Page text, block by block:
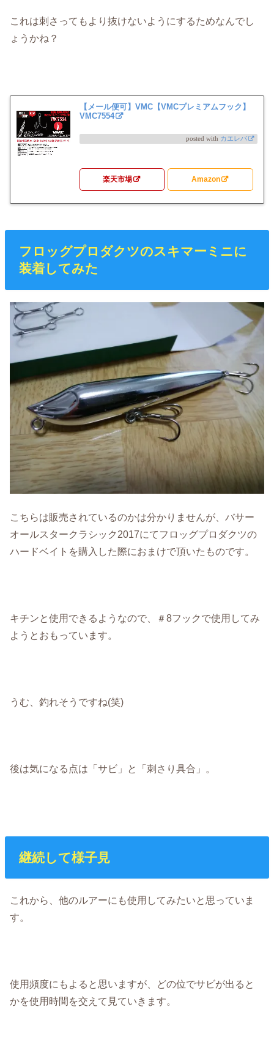
これは刺さってもより抜けないようにするためなんでし
ょうかね？
【メール便可】VMC【VMCプレミアムフック】
VMC7554
posted with カエレバ
楽天市場 Amazon
フロッグプロダクツのスキマーミニに
装着してみた
こちらは販売されているのかは分かりませんが、バサー
オールスタークラシック2017にてフロッグプロダクツの
ハードベイトを購入した際におまけで頂いたものです。
キチンと使用できるようなので、＃8フックで使用してみ
ようとおもっています。
うむ、釣れそうですね(笑)
後は気になる点は「サビ」と「刺さり具合」。
継続して様子見
これから、他のルアーにも使用してみたいと思っていま
す。
使用頻度にもよると思いますが、どの位でサビが出ると
かを使用時間を交えて見ていきます。